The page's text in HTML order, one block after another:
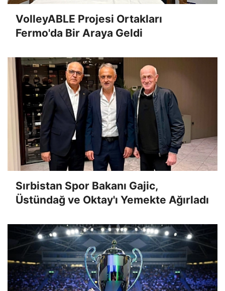
VolleyABLE Projesi Ortakları
Fermo'da Bir Araya Geldi
Sırbistan Spor Bakanı Gajic,
Üstündağ ve Oktay'ı Yemekte Ağırladı